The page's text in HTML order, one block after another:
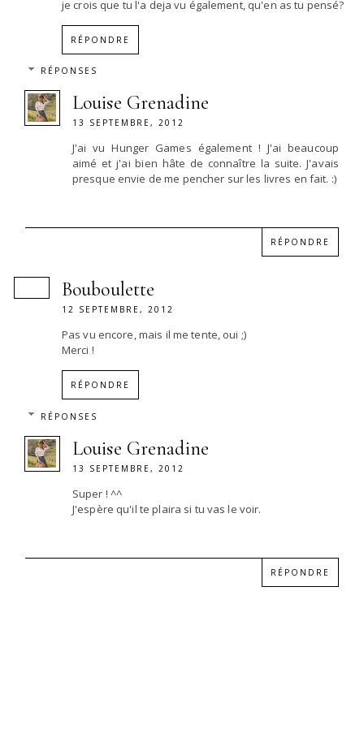
je crois que tu l'a deja vu également, qu'en as tu pensé?
RÉPONDRE
RÉPONSES
Louise Grenadine
13 SEPTEMBRE, 2012
J'ai vu Hunger Games également ! J'ai beaucoup
aimé et j'ai bien hâte de connaître la suite. J'avais
presque envie de me pencher sur les livres en fait. :)
RÉPONDRE
Bouboulette
12 SEPTEMBRE, 2012
Pas vu encore, mais il me tente, oui ;)
Merci !
RÉPONDRE
RÉPONSES
Louise Grenadine
13 SEPTEMBRE, 2012
Super ! ^^
J'espère qu'il te plaira si tu vas le voir.
RÉPONDRE